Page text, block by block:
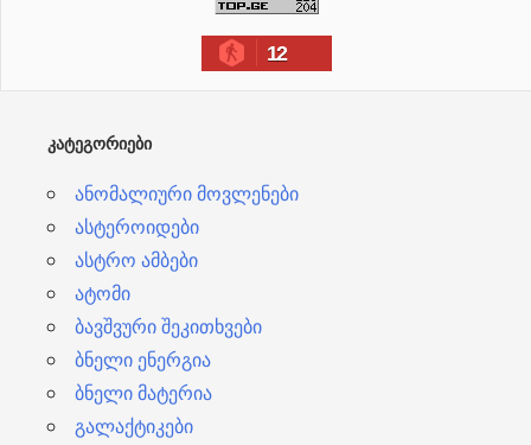
12
ᲙᲐᲢᲔᲒᲝᲠᲘᲔᲑᲘ
ანომალიური მოვლენები
ასტეროიდები
ასტრო ამბები
ატომი
ბავშვური შეკითხვები
ბნელი ენერგია
ბნელი მატერია
გალაქტიკები